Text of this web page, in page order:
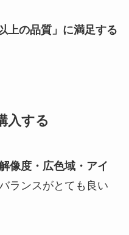
上の品質」に満足する
入する
像度・広色域・アイ
ランスがとても良い